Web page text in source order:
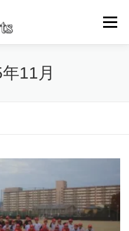
メニュ
スポーツ事業部
11月